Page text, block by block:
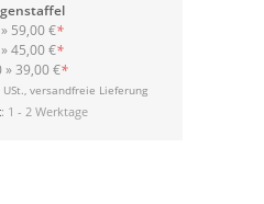
59,00 €*
45,00 €*
»39,00 €*
versandfreie Lieferung
: 1 - 2 Werktage